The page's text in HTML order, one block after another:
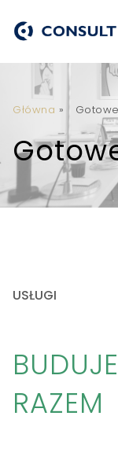
Główna »
USŁUGI
RAZEM